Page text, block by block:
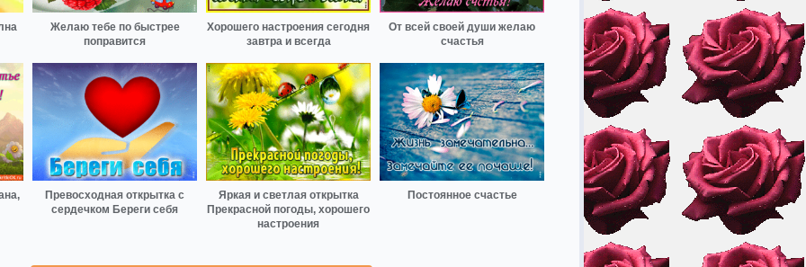
Желаю тебе по быстрее
поправится
Хорошего настроения сегодня
завтра и всегда
От всей своей души желаю
счастья
Превосходная открытка с
сердечком Береги себя
Яркая и светлая открытка
Прекрасной погоды, хорошего
настроения
Постоянное счастье